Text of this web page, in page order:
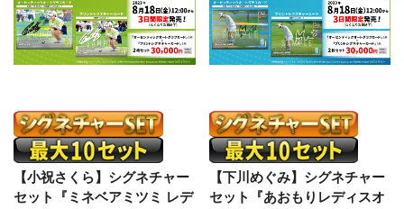
【小祝さくら】シグネチャー
セット『ミネベアミツミ レデ
【下川めぐみ】シグネチャー
セット『あおもりレディスオ